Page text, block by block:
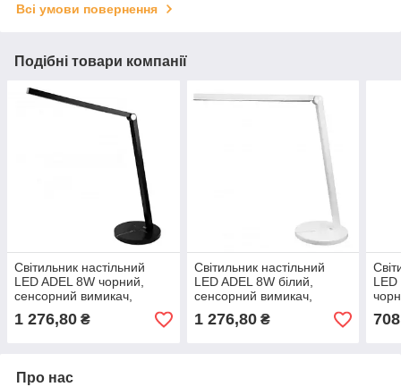
Всі умови повернення
Подібні товари компанії
Світильник настільний
LED ADEL 8W чорний,
сенсорний вимикач,
диммер, SMD LED 3000K,
4000K, 6000K
1 276,80 ₴
Світильник настільний
LED ADEL 8W білий,
сенсорний вимикач,
диммер, 3000K, 4000K,
6000K
1 276,80₴
LED
C
Про нас